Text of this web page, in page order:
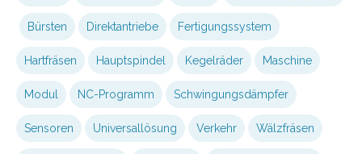
Bürsten Direktantriebe Fertigungssystem
Hartfräsen Hauptspindel Kegelräder Maschine
Modul NC-Programm Schwingungsdämpfer
Sensoren Universallösung Verkehr Wälzfräsen